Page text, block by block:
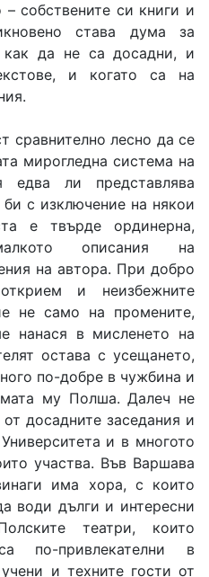
собствените си книги и
става дума за
как да не са досадни, и
и когато са на
сравнително лесно да се
мирогледна система на
ли представлява
с изключение на някои
е твърде ординерна,
описания на
на автора. При добро
и неизбежните
не само на промените,
нанася в мисленето на
остава с усещането,
по-добре в чужбина и
му Полша. Далеч не
досадните заседания и
и в многото
участва. Във Варшава
има хора, с които
води дълги и интересни
театри, които
по-привлекателни в
и техните гости от